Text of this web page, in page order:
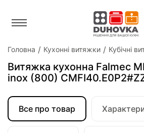
Головна Кухонні витяжки Кубічні
Витяжка кухонна Falmec
inox (800)
Все про товар